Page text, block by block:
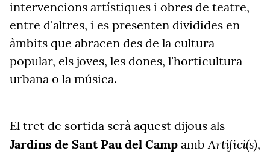
intervencions artístiques i obres de teatre,
entre d'altres, i es presenten dividides en
àmbits que abracen des de la cultura
popular, els joves, les dones, l'horticultura
urbana o la música.
El tret de sortida serà aquest dijous als
Jardins de Sant Pau del Camp ambArtifici(s),